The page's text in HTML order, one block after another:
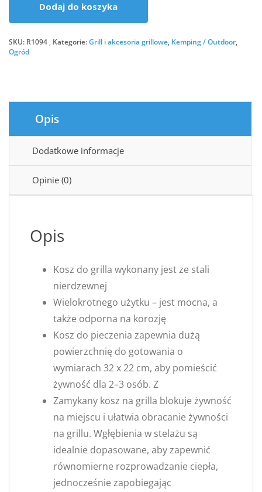
Dodaj do koszyka
SKU: R1094 Kategorie:Grill i akcesoria grillowe, Kemping / Outdoor,
Ogród
Opis
Dodatkowe informacje
Opinie (0)
Opis
Kosz do grilla wykonany jest ze stali
nierdzewnej
Wielokrotnego użytku – jest mocna, a
także odporna na korozję
Kosz do pieczenia zapewnia dużą
powierzchnię do gotowania o
wymiarach 32 x 22 cm, aby pomieścić
żywność dla 2–3 osób. Z
Zamykany kosz na grilla blokuje żywność
na miejscu i ułatwia obracanie żywności
na grillu. Wgłębienia w stelażu są
idealnie dopasowane, aby zapewnić
równomierne rozprowadzanie ciepła,
jednocześnie zapobiegając